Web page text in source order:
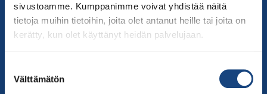
sivustoamme. Kumppanimme voivat yhdistää näitä
tietoja muihin tietoihin, joita olet antanut heille tai joita on
kerätty, kun olet käyttänyt heidän palvelujaan.
valinta
Välttämätön
Yhteystiedot
Suomen Judoliitto